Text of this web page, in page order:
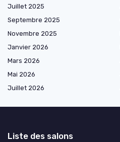
Juillet 2025
Septembre 2025
Novembre 2025
Janvier 2026
Mars 2026
Mai 2026
Juillet 2026
Liste des salons